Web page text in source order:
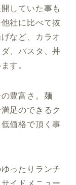
していた事も
社に比べて抜
など、カラオ
、パスタ、丼
す。
豊富さ。麺
足のできるク
価格で頂く事
ったりランチ